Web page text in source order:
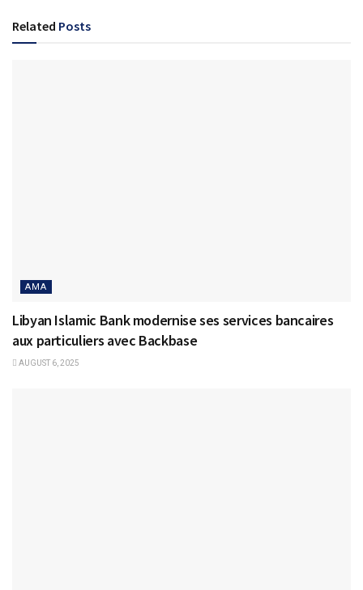
Related Posts
AMA
Libyan Islamic Bank modernise ses services bancaires
aux particuliers avec Backbase
AUGUST 6, 2025